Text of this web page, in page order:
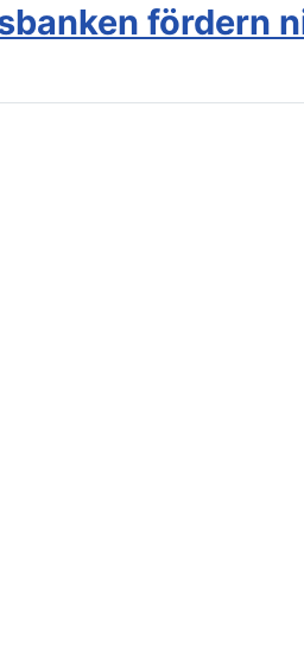
fördern